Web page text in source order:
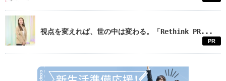
視点を変えれば、世の中は変わる。「Rethink PR...
PR